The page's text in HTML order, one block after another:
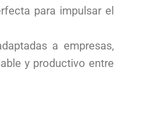
para impulsar el
a empresas,
y productivo entre